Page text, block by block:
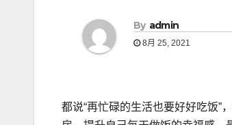
By admin
8月 25, 2021
都说“再忙碌的生活也要好好吃饭”